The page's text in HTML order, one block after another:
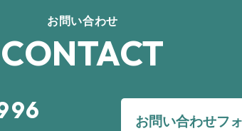
お問い合わせ
CONTACT
お問い合わせフ